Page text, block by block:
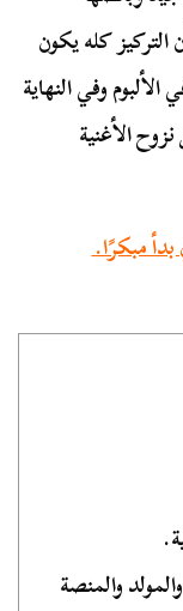
كله يكون
وفي النهاية
الأغنية
مبكرًا.
والمنصة